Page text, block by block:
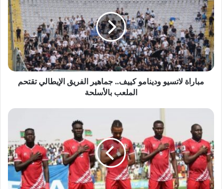
مباراة لاتسيو ودينامو كييف.. جماهير الفريق الإيطالي تقتحم
الملعب بالأسلحة